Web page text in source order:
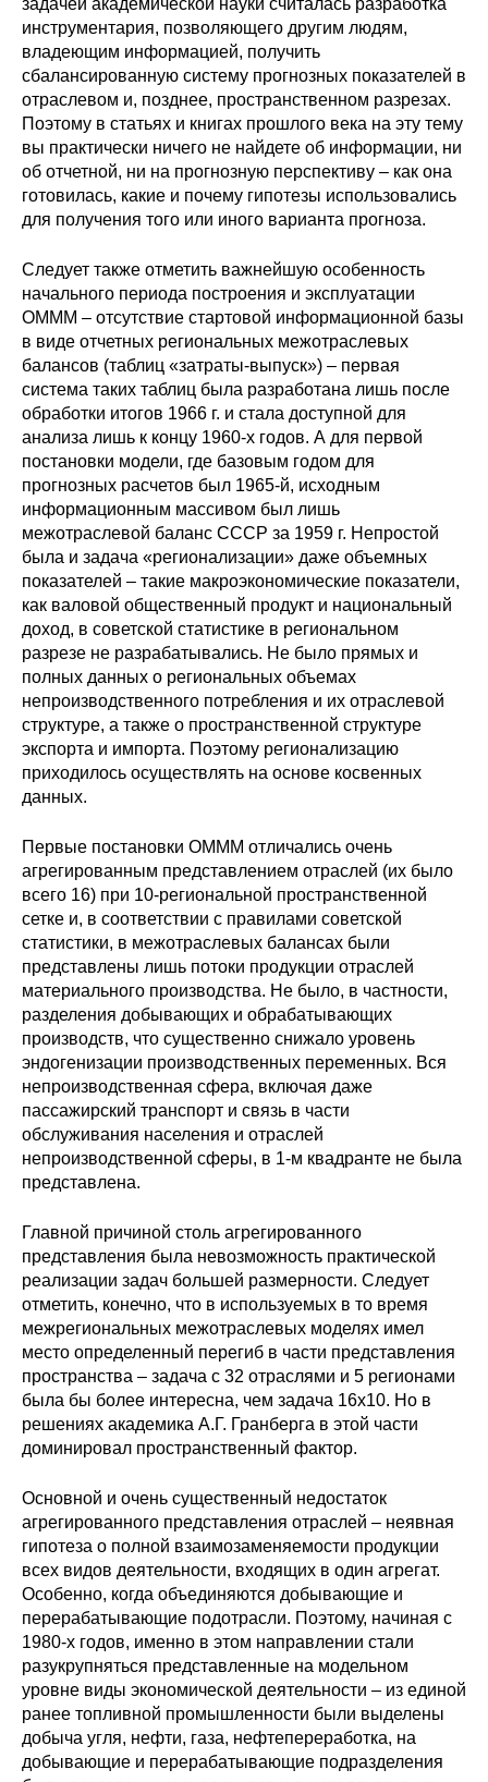
Материалы
Конкурсы и вакансии
Контакты
задачей академической науки считалась разработка
инструментария, позволяющего другим людям,
владеющим информацией, получить
сбалансированную систему прогнозных показателей в
отраслевом и, позднее, пространственном разрезах.
Поэтому в статьях и книгах прошлого века на эту тему
вы практически ничего не найдете об информации, ни
об отчетной, ни на прогнозную перспективу – как она
готовилась, какие и почему гипотезы использовались
для получения того или иного варианта прогноза.
Следует также отметить важнейшую особенность
начального периода построения и эксплуатации
ОМММ – отсутствие стартовой информационной базы
в виде отчетных региональных межотраслевых
балансов (таблиц «затраты-выпуск») – первая
система таких таблиц была разработана лишь после
обработки итогов 1966 г. и стала доступной для
анализа лишь к концу 1960-х годов. А для первой
постановки модели, где базовым годом для
прогнозных расчетов был 1965-й, исходным
информационным массивом был лишь
межотраслевой баланс СССР за 1959 г. Непростой
была и задача «регионализации» даже объемных
показателей – такие макроэкономические показатели,
как валовой общественный продукт и национальный
доход, в советской статистике в региональном
разрезе не разрабатывались. Не было прямых и
полных данных о региональных объемах
непроизводственного потребления и их отраслевой
структуре, а также о пространственной структуре
экспорта и импорта. Поэтому регионализацию
приходилось осуществлять на основе косвенных
данных.
Первые постановки ОМММ отличались очень
агрегированным представлением отраслей (их было
всего 16) при 10-региональной пространственной
сетке и, в соответствии с правилами советской
статистики, в межотраслевых балансах были
представлены лишь потоки продукции отраслей
материального производства. Не было, в частности,
разделения добывающих и обрабатывающих
производств, что существенно снижало уровень
эндогенизации производственных переменных. Вся
непроизводственная сфера, включая даже
пассажирский транспорт и связь в части
обслуживания населения и отраслей
непроизводственной сферы, в 1-м квадранте не была
представлена.
Главной причиной столь агрегированного
представления была невозможность практической
реализации задач большей размерности. Следует
отметить, конечно, что в используемых в то время
межрегиональных межотраслевых моделях имел
место определенный перегиб в части представления
пространства – задача с 32 отраслями и 5 регионами
была бы более интересна, чем задача 16х10. Но в
решениях академика А.Г. Гранберга в этой части
доминировал пространственный фактор.
Основной и очень существенный недостаток
агрегированного представления отраслей – неявная
гипотеза о полной взаимозаменяемости продукции
всех видов деятельности, входящих в один агрегат.
Особенно, когда объединяются добывающие и
перерабатывающие подотрасли. Поэтому, начиная с
1980-х годов, именно в этом направлении стали
разукрупняться представленные на модельном
уровне виды экономической деятельности – из единой
ранее топливной промышленности были выделены
добыча угля, нефти, газа, нефтепереработка, на
добывающие и перерабатывающие подразделения